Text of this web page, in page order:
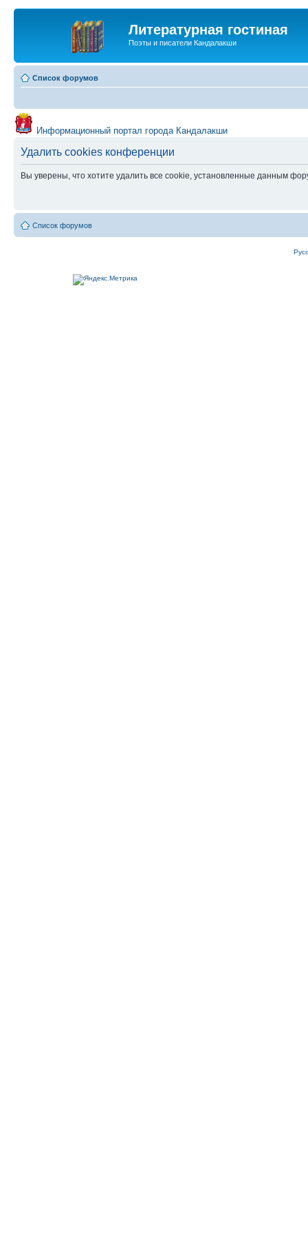
Литературная гостиная
Поэты и писатели Кандалакши
Список форумов
Информационный портал города Кандалакши
Удалить cookies конференции
Вы уверены, что хотите удалить все cookie, установленные данным
Список форумов